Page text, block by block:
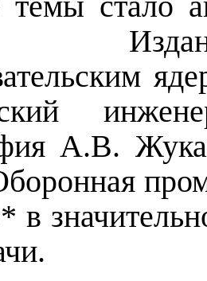
А.В.
в